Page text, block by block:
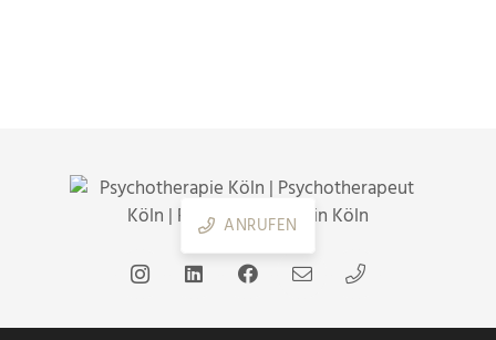
ANRUFEN